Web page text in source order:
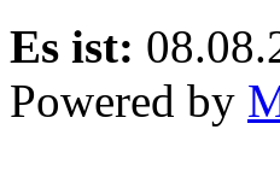
Es ist:
Powered by